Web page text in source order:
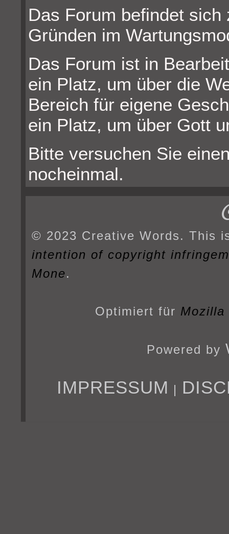
Das Forum befindet
Gründen im
Das Forum ist in
ein Platz, um über die
Bereich für eigene
ein Platz, um über Gott
Bitte versuchen Sie
nocheinmal.
© 2023 Creative Words. This
intention of copyright
Mone.
Optimiert für
Powered by
IMPRESSUM |